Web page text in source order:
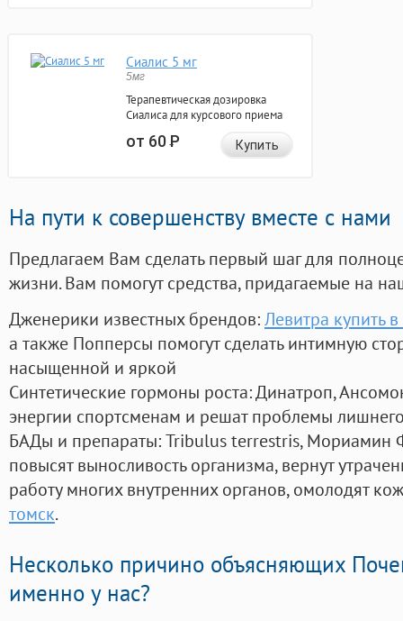
Сиалис 5 мг
5мг
Терапевтическая дозировка
Сиалиса для курсового приема
от 60Р Купить
На пути к совершенству вместе с нами
Предлагаем Вам сделать первый шаг для
жизни. Вам помогут средства, придагаемые на
Дженерики известных брендов:Левитра купить
а также Попперсы помогут сделать интимную
насыщенной и яркой
Синтетические гормоны роста: Динатроп,
энергии спортсменам и решат проблемы
БАДы и препараты:Tribulus terrestris, Мориамин
повысят выносливость организма, вернут
работу многих внутренних органов, омолодят
томск.
Несколько причино объясняющих
именно у нас?